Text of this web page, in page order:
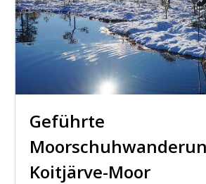
Geführte
Koitjärve-Moor